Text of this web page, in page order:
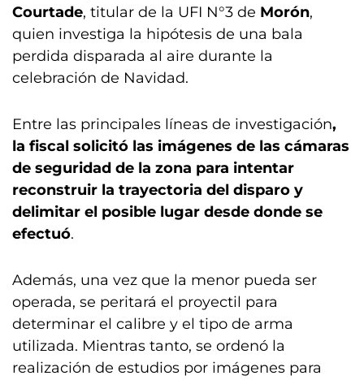
Courtade, titular de la UFI N°3 de Morón,
quien investiga la hipótesis de una bala
perdida disparada al aire durante la
celebración de Navidad.
Entre las principales líneas de investigación,
la fiscal solicitó las imágenes de las cámaras
de seguridad de la zona para intentar
reconstruir la trayectoria del disparo y
delimitar el posible lugar desde donde se
efectuó.
Además, una vez que la menor pueda ser
operada, se peritará el proyectil para
determinar el calibre y el tipo de arma
utilizada. Mientras tanto, se ordenó la
realización de estudios por imágenes para